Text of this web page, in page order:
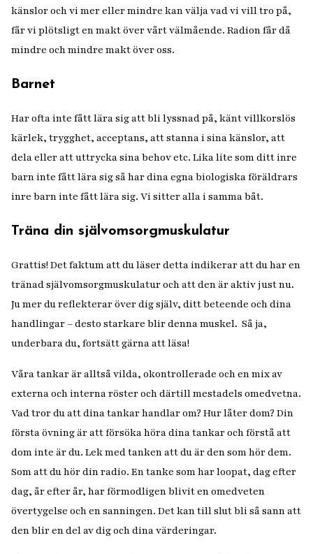
känslor och vi mer eller mindre kan välja vad vi vill tro på,
får vi plötsligt en makt över vårt välmående. Radion får då
mindre och mindre makt över oss.
Barnet
Har ofta inte fått lära sig att bli lyssnad på, känt villkorslös
kärlek, trygghet, acceptans, att stanna i sina känslor, att
dela eller att uttrycka sina behov etc. Lika lite som ditt inre
barn inte fått lära sig så har dina egna biologiska föräldrars
inre barn inte fått lära sig. Vi sitter alla i samma båt.
Träna din självomsorgmuskulatur
Grattis! Det faktum att du läser detta indikerar att du har en
tränadsjälvomsorgmuskulaturoch att den är aktiv just nu.
Ju mer du reflekterar över dig själv, ditt beteende och dina
handlingar – desto starkare blir denna muskel. Så ja,
underbara du, fortsätt gärna att läsa!
Våra tankar är alltså vilda, okontrollerade och en mix av
externa och interna röster och därtill mestadels omedvetna.
Vad tror du att dina tankar handlar om? Hur låter dom? Din
första övning är att försöka höra dina tankar och förstå att
dom inte är du. Lek med tanken att du är den som hör dem.
Som att du hör din radio. En tanke som har loopat, dag efter
dag, år efter år, har förmodligen blivit en omedveten
övertygelse och en sanningen. Det kan till slut bli så sann att
den blir en del av dig och dina värderingar.